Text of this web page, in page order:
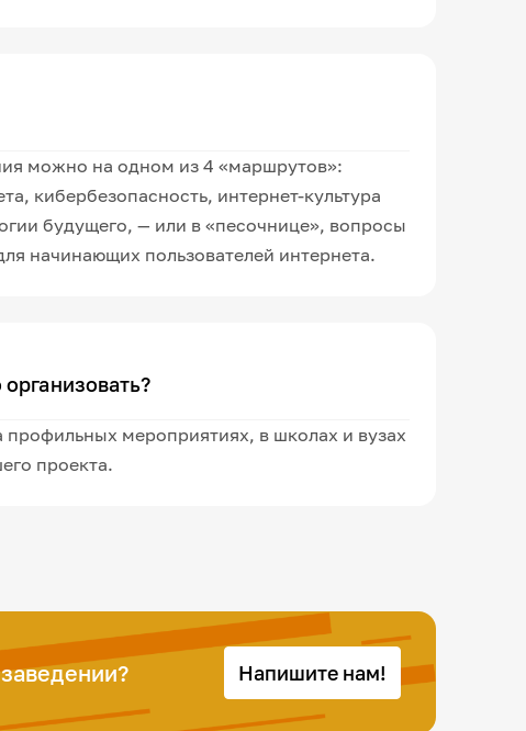
можно на одном из 4 «маршрутов»:
кибербезопасность, интернет-культура
будущего, — или в «песочнице», вопросы
начинающих пользователей интернета.
профильных мероприятиях, в школах и вузах
проекта.
Напишите нам!